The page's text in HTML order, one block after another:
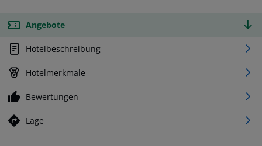
Angebote
Hotelbeschreibung
Hotelmerkmale
Bewertungen
Lage